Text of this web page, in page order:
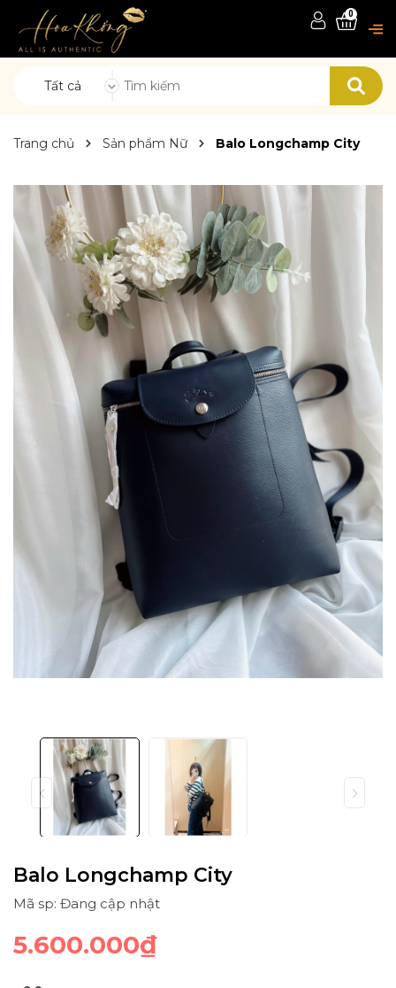
Tất cả
0
Trang chủ Sản phẩm Nữ Balo Longchamp City
Balo Longchamp City
Mã sp: Đang cập nhật
5.600.000₫